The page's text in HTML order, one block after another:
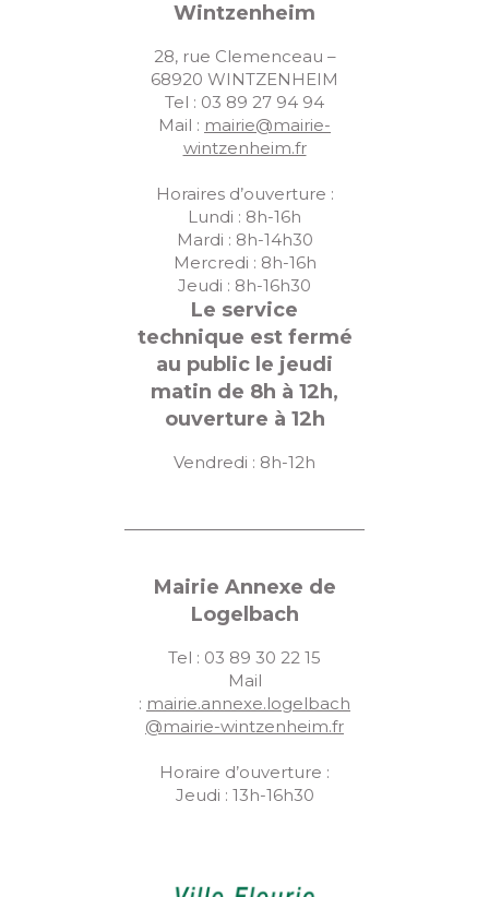
Wintzenheim
28, rue Clemenceau –
68920 WINTZENHEIM
Tel : 03 89 27 94 94
Mail : mairie@mairie-
wintzenheim.fr
Horaires d’ouverture :
Lundi : 8h-16h
Mardi : 8h-14h30
Mercredi : 8h-16h
Jeudi : 8h-16h30
Le service
technique est fermé
au public le jeudi
matin de 8h à 12h,
ouverture à 12h
Vendredi : 8h-12h
Mairie Annexe de
Logelbach
Tel : 03 89 30 22 15
Mail
: mairie.annexe.logelbach
@mairie-wintzenheim.fr
Horaire d’ouverture :
Jeudi : 13h-16h30